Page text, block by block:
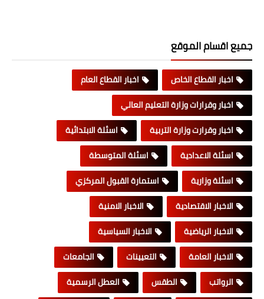
جميع اقسام الموقع
اخبار القطاع الخاص
اخبار القطاع العام
اخبار وقرارات وزارة التعليم العالي
اخبار وقرارت وزارة التربية
اسئلة الابتدائية
اسئلة الاعدادية
اسئلة المتوسطة
اسئلة وزارية
استمارة القبول المركزي
الاخبار الاقتصادية
الاخبار الامنية
الاخبار الرياضية
الاخبار السياسية
الاخبار العامة
التعيينات
الجامعات
الرواتب
الطقس
العطل الرسمية